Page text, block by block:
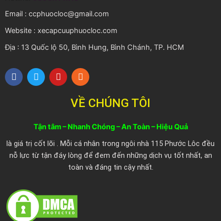
Email : ccphuocloc@gmail.com
Website : xecapcuuphuocloc.com
Địa : 13 Quốc lộ 50, Bình Hung, Bình Chánh, TP. HCM
F
a
T
w
r
Y
o
e
R
s
VỀ CHÚNG TÔI
Tận tâm – Nhanh Chóng – An Toàn – Hiệu Quả
là giá trị cốt lõi . Mỗi cá nhân trong ngôi nhà 115 Phước Lôc đều
nỗ lực từ tận đáy lòng để đem đến những dịch vụ tốt nhất, an
toàn và đáng tin cậy nhất.